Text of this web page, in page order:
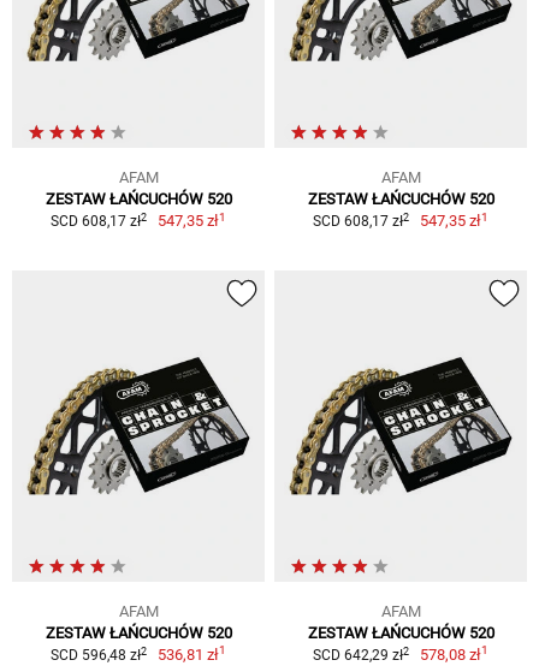
AFAM
ZESTAW ŁAŃCUCHÓW 520
SCD 608,17 zł2 547,35 zł1
AFAM
ZESTAW ŁAŃCUCHÓW 520
SCD 608,17 zł2 547,35 zł1
AFAM
ZESTAW ŁAŃCUCHÓW 520
SCD 596,48 zł2 536,81 zł1
AFAM
ZESTAW ŁAŃCUCHÓW 520
SCD 642,29 zł2 578,08 zł1